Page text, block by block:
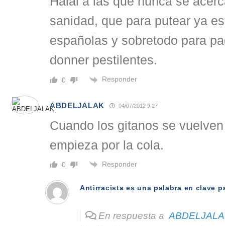
sanidad, que para putear ya
españolas y sobretodo para
donner pestilentes.
0 Responder
ABDELJALAK 04/07/2012 9:27
Cuando los gitanos se
empieza por la cola.
0 Responder
Antirracista es una palabra en clave
En respuesta a